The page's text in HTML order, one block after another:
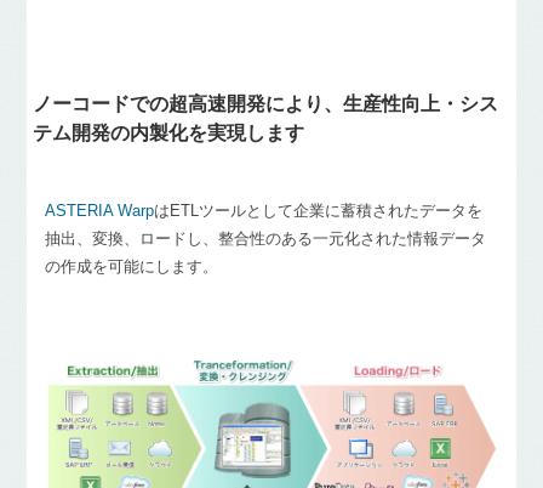
ノーコードでの超高速開発により、生産性向上・シス
テム開発の内製化を実現します
ASTERIA WarpはETLツールとして企業に蓄積されたデータを
抽出、変換、ロードし、整合性のある一元化された情報データ
の作成を可能にします。